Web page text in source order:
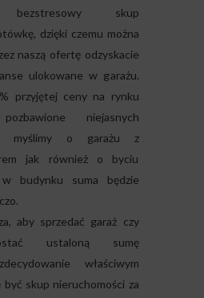
bezstresowy skup
dzięki czemu można
naszą ofertę odzyskacie
ulokowane w garażu.
przyjętej ceny na rynku
niejasnych
myślimy o garażu z
jak również o byciu
w budynku suma będzie
aby sprzedać garaż czy
ustaloną sumę
właściwym
być skup nieruchomości za